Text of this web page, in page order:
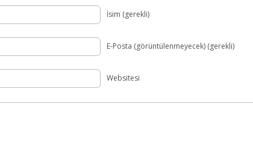
İsim (gerekli)
E-Posta (görüntülenmeyecek) (gerekli)
Websitesi